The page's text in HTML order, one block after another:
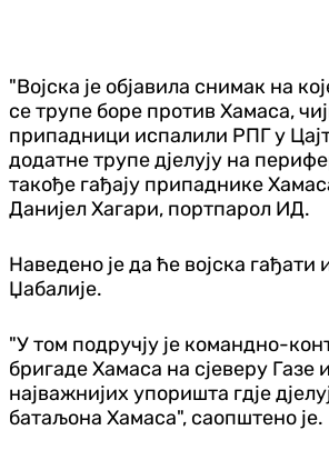
"Војска је објавила снимак на
се трупе боре против Хамаса,
припадници испалили РПГ у
додатне трупе дјелују на
такође гађају припаднике
Данијел Хагари, портпарол ИД.
Наведено је да ће војска гађати
Џабалије.
"У том подручју је командно-
бригаде Хамаса на сјеверу Газе
најважнијих упоришта гдје
батаљона Хамаса", саопштено је.